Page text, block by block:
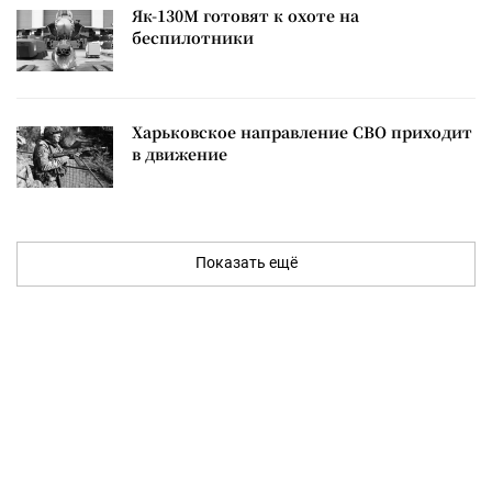
Як-130М готовят к охоте на
беспилотники
Харьковское направление СВО приходит
в движение
Показать ещё